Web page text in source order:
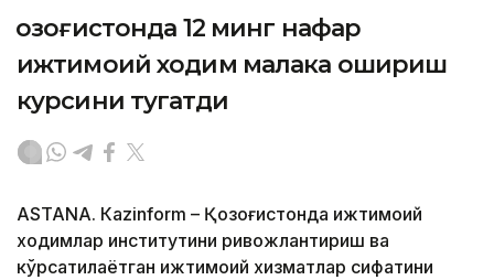
Қозоғистонда 12 минг нафар
ижтимоий ходим малака ошириш
курсини тугатди
ASTANА. Кazinform – Қозоғистонда ижтимоий
ходимлар институтини ривожлантириш ва
кўрсатилаётган ижтимоий хизматлар сифатини